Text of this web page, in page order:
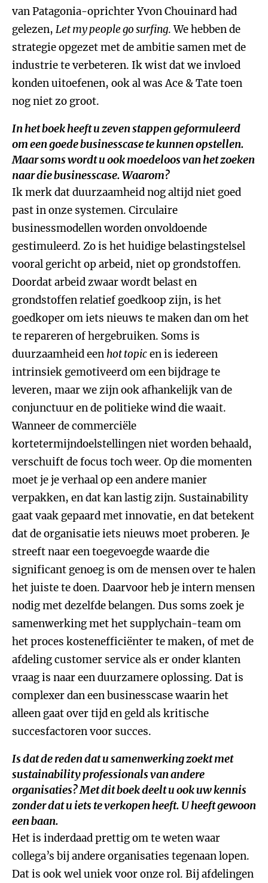
van Patagonia-oprichter Yvon Chouinard had
gelezen, Let my people go surfing. We hebben de
strategie opgezet met de ambitie samen met de
industrie te verbeteren. Ik wist dat we invloed
konden uitoefenen, ook al was Ace & Tate toen
nog niet zo groot.
In het boek heeft u zeven stappen geformuleerd
om een goede businesscase te kunnen opstellen.
Maar soms wordt u ook moedeloos van het zoeken
naar die businesscase. Waarom?
Ik merk dat duurzaamheid nog altijd niet goed
past in onze systemen. Circulaire
businessmodellen worden onvoldoende
gestimuleerd. Zo is het huidige belastingstelsel
vooral gericht op arbeid, niet op grondstoffen.
Doordat arbeid zwaar wordt belast en
grondstoffen relatief goedkoop zijn, is het
goedkoper om iets nieuws te maken dan om het
te repareren of hergebruiken. Soms is
duurzaamheid eenhot topicen is iedereen
intrinsiek gemotiveerd om een bijdrage te
leveren, maar we zijn ook afhankelijk van de
conjunctuur en de politieke wind die waait.
Wanneer de commerciële
kortetermijndoelstellingen niet worden behaald,
verschuift de focus toch weer. Op die momenten
moet je je verhaal op een andere manier
verpakken, en dat kan lastig zijn. Sustainability
gaat vaak gepaard met innovatie, en dat betekent
dat de organisatie iets nieuws moet proberen. Je
streeft naar een toegevoegde waarde die
significant genoeg is om de mensen over te halen
het juiste te doen. Daarvoor heb je intern mensen
nodig met dezelfde belangen. Dus soms zoek je
samenwerking met het supplychain-team om
het proces kostenefficiënter te maken, of met de
afdeling customer service als er onder klanten
vraag is naar een duurzamere oplossing. Dat is
complexer dan een businesscase waarin het
alleen gaat over tijd en geld als kritische
succesfactoren voor succes.
Is dat de reden dat u samenwerking zoekt met
sustainability professionals van andere
organisaties? Met dit boek deelt u ook uw kennis
zonder dat u iets te verkopen heeft. U heeft gewoon
een baan.
Het is inderdaad prettig om te weten waar
collega’s bij andere organisaties tegenaan lopen.
Dat is ook wel uniek voor onze rol. Bij afdelingen